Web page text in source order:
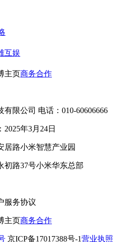
互娱
主页商务合作
限公司 电话：010-60606666
2025年3月24日
居路小米智慧产业园
初路37号小米华东总部
服务协议
主页商务合作
京ICP备17017388号-1营业执照